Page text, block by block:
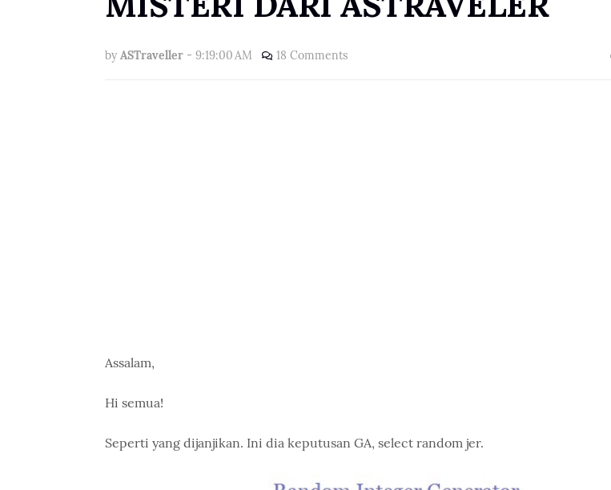
by ASTraveller - 9:19:00 AM 18 Comments
Assalam,
Hi semua!
Seperti yang dijanjikan. Ini dia keputusan GA, select random jer.